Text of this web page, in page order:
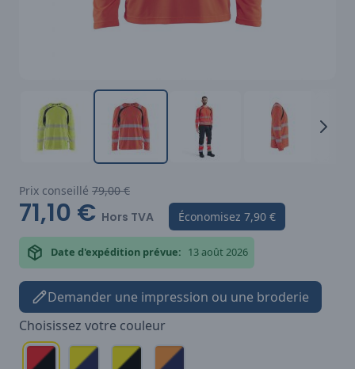
Prix conseillé 79,00 €
71,10 € Hors TVA Économisez 7,90 €
Date d'expédition prévue: 13 août 2026
Demander une impression ou une broderie
Choisissez votre couleur